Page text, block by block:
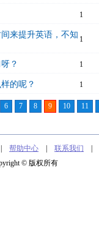
1
来提升英语，不知 1
？ 1
的呢？ 1
6 7 8 9 10 11
帮助中心 联系我们
© 版权所有